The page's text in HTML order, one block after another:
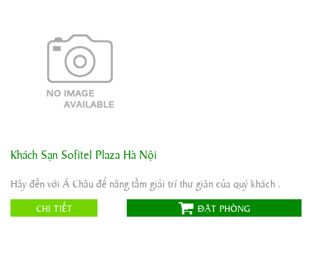
Địa chỉ:
Road District, 1 Thanh Niên, Trúc Bạch, Ba Đình, Hà
Nội , Việt Nam
Tiêu chuẩn:
Website:
Khách Sạn Sofitel Plaza Hà Nội
Hãy đến với Á Châu để nâng tầm giải trí thư giãn của quý khách .
CHI TIẾT ĐẶT PHÒNG